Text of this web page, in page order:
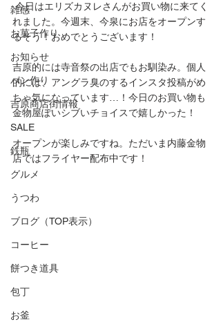
雑感
お菓子作り
お知らせ
パン作り
吉原商店街情報
SALE
鉄瓶
グルメ
うつわ
ブログ（TOP表示）
コーヒー
餅つき道具
包丁
お釜
今日はエリズカヌレさんがお買い物に来てく
れました。今週末、今泉にお店をオープンす
るそう！おめでとうございます！
吉原的には寺音祭の出店でもお馴染み。個人
的には、アングラ臭のするインスタ投稿がめ
ちゃ気になっています…！今日のお買い物も
金物屋ぽいシブいチョイスで嬉しかった！
オープンが楽しみですね。ただいま内藤金物
店ではフライヤー配布中です！